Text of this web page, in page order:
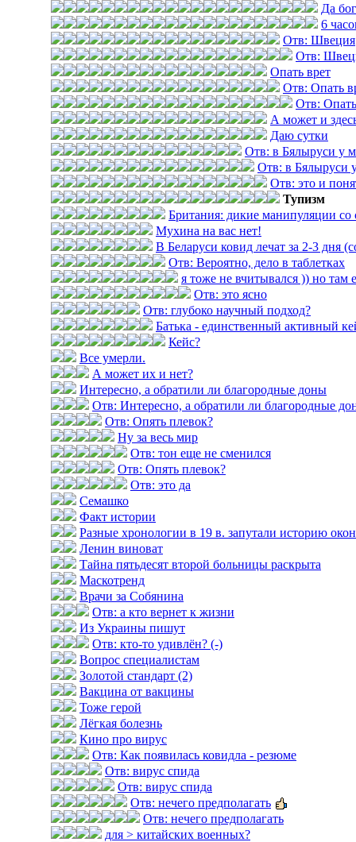
Да
6
Отв: Швеция
Отв:
Опать врет
Отв: Опать
Отв:
А может и
Даю сутки
Отв: в Бялыруси у
Отв: в Бялыруси
Отв: это и
Тупизм
Британия: дикие манипуляции со
Мухина на вас нет!
В Беларуси ковид лечат за 2-3 дня
Отв: Вероятно, дело в таблетках
я тоже не вчитывался )) но там
Отв: это ясно
Отв: глубоко научный подход?
Батька - единственный активный
Кейс?
Все умерли.
А может их и нет?
Интересно, а обратили ли благородные доны
Отв: Интересно, а обратили ли благородные
Отв: Опять плевок?
Ну за весь мир
Отв: тон еще не сменился
Отв: Опять плевок?
Отв: это да
Семашко
Факт истории
Разные хронологии в 19 в. запутали историю
Ленин виноват
Тайна пятьдесят второй больницы раскрыта
Маскотренд
Врачи за Собянина
Отв: а кто вернет к жизни
Из Украины пишут
Отв: кто-то удивлён? (-)
Вопрос специалистам
Золотой стандарт (2)
Вакцина от вакцины
Тоже герой
Лёгкая болезнь
Кино про вирус
Отв: Как появилась ковидла - резюме
Отв: вирус спида
Отв: вирус спида
Отв: нечего предполагать
Отв: нечего предполагать
для > китайских военных?